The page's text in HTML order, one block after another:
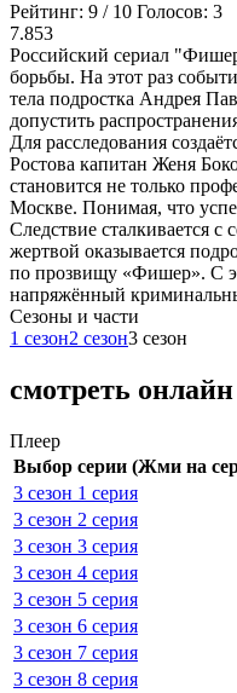
Рейтинг: 9 / 10 Голосов: 3
7.853
Российский сериал
борьбы. На этот раз
тела подростка Андрея
допустить
Для расследования
Ростова капитан Женя
становится не только
Москве. Понимая, что
Следствие сталкивается
жертвой оказывается
по прозвищу «Фишер». С
напряжённый
Cезоны и части
1 сезон2 сезон3 сезон
смотреть
Плеер
Выбор серии (Жми на
3 сезон 1 серия
3 сезон 2 серия
3 сезон 3 серия
3 сезон 4 серия
3 сезон 5 серия
3 сезон 6 серия
3 сезон 7 серия
3 сезон 8 серия